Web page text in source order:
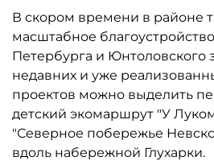
В скором времени в районе
масштабное
Петербурга и Юнтоловского
недавних и уже
проектов можно выделить
детский экомаршрут "У
"Северное побережье
вдоль набережной Глухарки.